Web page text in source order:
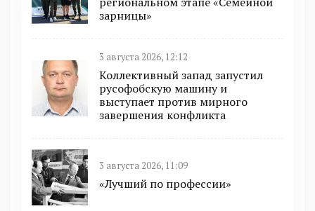
зарницы»
3 августа 2026, 12:12
Коллективный запад запустил
русофобскую машину и
выступает против мирного
завершения конфликта
3 августа 2026, 11:09
«Лучший по профессии»